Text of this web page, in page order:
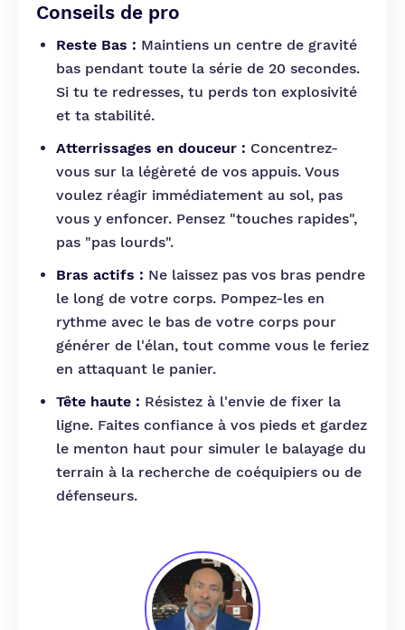
Conseils de pro
Reste Bas : Maintiens un centre de gravité
bas pendant toute la série de 20 secondes.
Si tu te redresses, tu perds ton explosivité
et ta stabilité.
Atterrissages en douceur : Concentrez-
vous sur la légèreté de vos appuis. Vous
voulez réagir immédiatement au sol, pas
vous y enfoncer. Pensez "touches rapides",
pas "pas lourds".
Bras actifs : Ne laissez pas vos bras pendre
le long de votre corps. Pompez-les en
rythme avec le bas de votre corps pour
générer de l'élan, tout comme vous le feriez
en attaquant le panier.
Tête haute : Résistez à l'envie de fixer la
ligne. Faites confiance à vos pieds et gardez
le menton haut pour simuler le balayage du
terrain à la recherche de coéquipiers ou de
défenseurs.